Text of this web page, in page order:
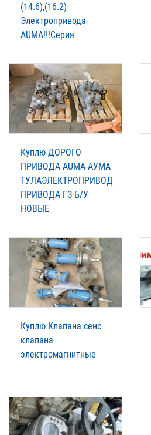
(14.6),(16.2)
Электропривода
AUMА!!!Серия
Куплю ДОРОГО
ПРИВОДА AUMA-АУМА
ТУЛАЭЛЕКТРОПРИВОД
ПРИВОДА ГЗ Б/У
НОВЫЕ
Куплю Клапана сенс
клапана
электромагнитные